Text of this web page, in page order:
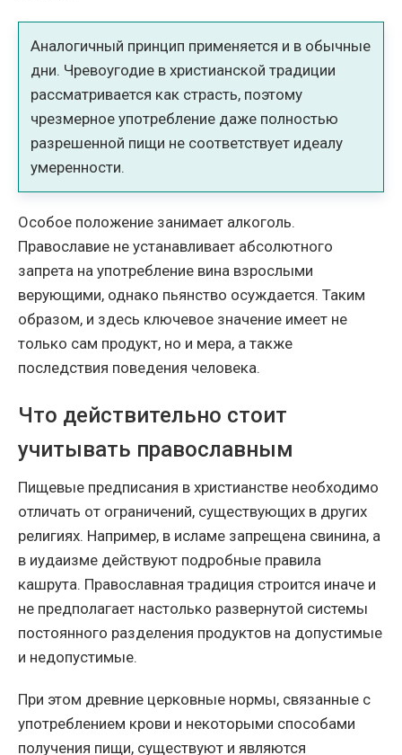
Аналогичный принцип применяется и в обычные
дни. Чревоугодие в христианской традиции
рассматривается как страсть, поэтому
чрезмерное употребление даже полностью
разрешенной пищи не соответствует идеалу
умеренности.
Особое положение занимает алкоголь.
Православие не устанавливает абсолютного
запрета на употребление вина взрослыми
верующими, однако пьянство осуждается. Таким
образом, и здесь ключевое значение имеет не
только сам продукт, но и мера, а также
последствия поведения человека.
Что действительно стоит
учитывать православным
Пищевые предписания в христианстве необходимо
отличать от ограничений, существующих в других
религиях. Например, в исламе запрещена свинина, а
в иудаизме действуют подробные правила
кашрута. Православная традиция строится иначе и
не предполагает настолько развернутой системы
постоянного разделения продуктов на допустимые
и недопустимые.
При этом древние церковные нормы, связанные с
употреблением крови и некоторыми способами
получения пищи, существуют и являются